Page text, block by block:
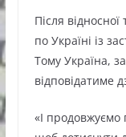
Після
по Україні із
Тому Україна,
відповідатиме
«І